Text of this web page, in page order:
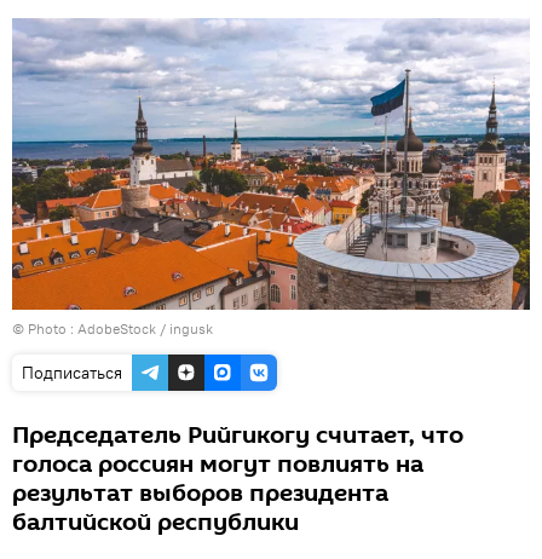
© Photo : AdobeStock / ingusk
Подписаться
Председатель Рийгикогу считает, что
голоса россиян могут повлиять на
результат выборов президента
балтийской республики